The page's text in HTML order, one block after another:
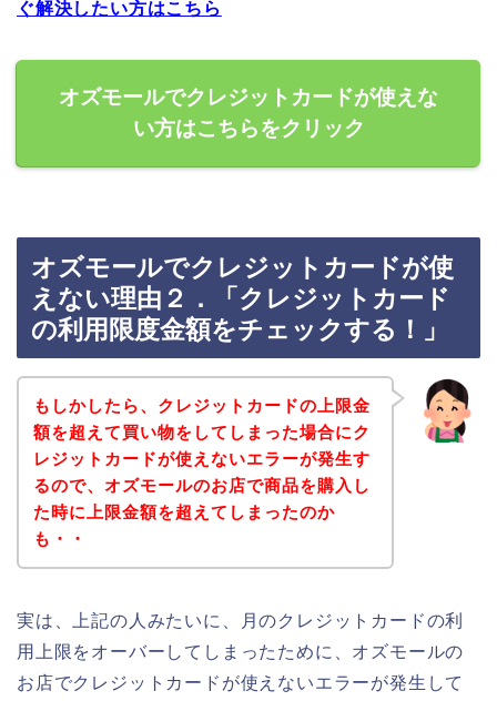
ぐ解決したい方はこちら
オズモールでクレジットカードが使えな
い方はこちらをクリック
オズモールでクレジットカードが使
えない理由２．「クレジットカード
の利用限度金額をチェックする！」
もしかしたら、クレジットカードの上限金
額を超えて買い物をしてしまった場合にク
レジットカードが使えないエラーが発生す
るので、オズモールのお店で商品を購入し
た時に上限金額を超えてしまったのか
も・・
実は、上記の人みたいに、月のクレジットカードの利
用上限をオーバーしてしまったために、オズモールの
お店でクレジットカードが使えないエラーが発生して